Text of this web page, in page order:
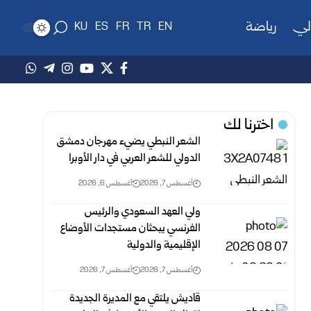
رياضة EN
TR
FR
ES
KU
اخترنا لك
الشعر النبطي يضيء مهرجان دمشق
الدولي للشعر العربي في دار الأوبرا
أغسطس 7, 2026 أغسطس 6, 2026
ولي العهد السعودي والرئيس
الفرنسي يبحثان مستجدات الأوضاع
الإقليمية والدولية
أغسطس 7, 2026 أغسطس 7, 2026
قاديش يلتقي مع المديرة الجديدة